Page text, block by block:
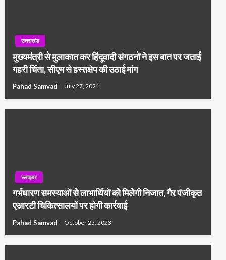
उत्तराखंड
मुख्यमंत्री से मुलाकात कर हिंदूवादी संगठनों ने इस बात पर जताई
गहरी चिंता, सीएम से हस्तक्षेप की उठाई मांग
Pahad Samvad July 27, 2021
स्लाइडर
गर्भधारण समस्याओं से लाभार्थियों को मिलेगी निजात, गैर पंजीकृत
एआरटी चिकित्सालयों पर होगी कार्रवाई
Pahad Samvad October 25, 2023